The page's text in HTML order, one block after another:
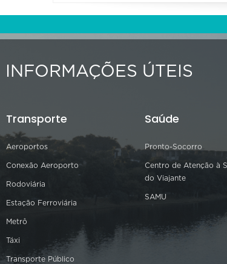
INFORMAÇÕES ÚTEIS
Transporte
Aeroportos
Conexão Aeroporto
Rodoviária
Estação Ferroviária
Metrô
Táxi
Transporte Público
Saúde
Pronto-Socorro
Centro de Atenção à
do Viajante
SAMU